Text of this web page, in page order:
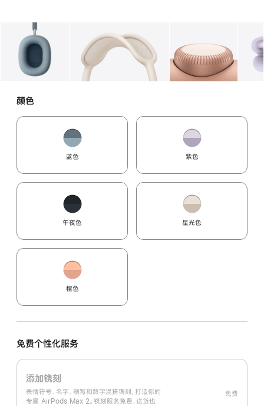
图库 1 图库 图像 图库 图像
颜色
蓝色 紫色
午夜色 星光色
橙色
免费个性化服务
添加镌刻
表情符号、名字、缩写和数字混搭镌刻，打造你的
专属 AirPods Max 2。镌刻服务免费，送货也
免费